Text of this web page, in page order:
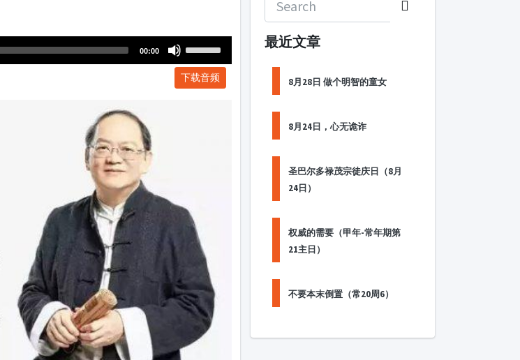
00:00
Arrow
下载音频
最近文章
8月28日 做个明智的童女
8月24日，心无诡诈
圣巴尔多禄茂宗徒庆日（8月
24日）
权威的需要（甲年-常年期第
21主日）
不要本末倒置（常20周6）